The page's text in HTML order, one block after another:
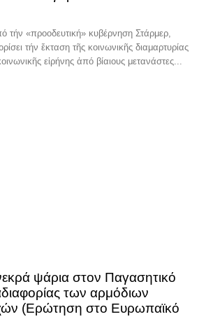
τήν «προοδευτική» κυβέρνηση Στάρμερ,
τήν ἔκταση τῆς κοινωνικῆς διαμαρτυρίας
εἰρήνης ἀπό βίαιους μετανάστες...
ψάρια στον Παγασητικό
των αρμόδιων
(Ερώτηση στο Ευρωπαϊκό